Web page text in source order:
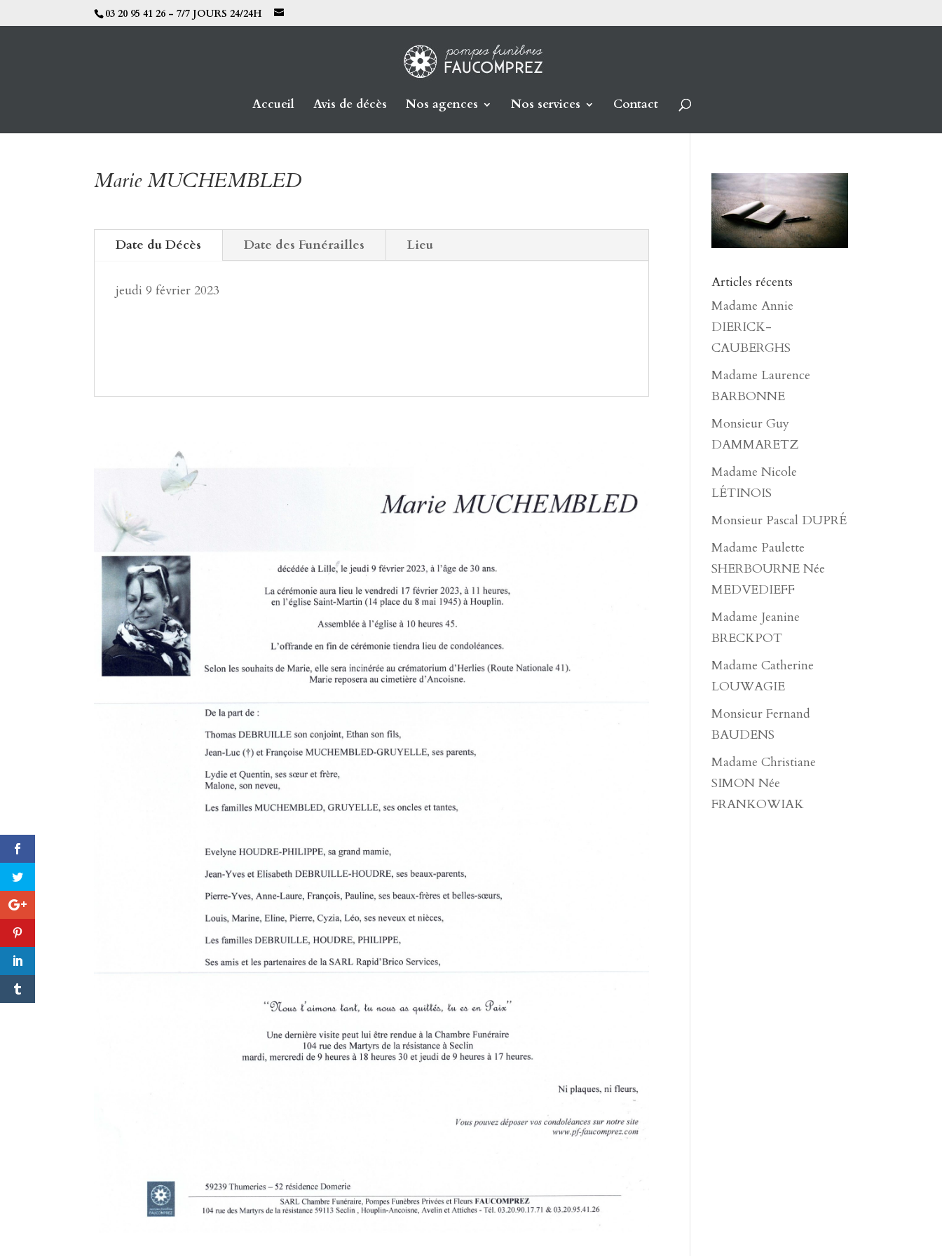
03 20 95 41 26 - 7/7 JOURS 24/24H
Accueil Avis de décès Nos agences Nos services Contact
Marie MUCHEMBLED
Date du Décès Date des Funérailles Lieu
jeudi 9 février 2023
Articles récents
Madame Annie
DIERICK-
CAUBERGHS
Madame Laurence
BARBONNE
Monsieur Guy
DAMMARETZ
Madame Nicole
LÉTINOIS
Monsieur Pascal DUPRÉ
Madame Paulette
SHERBOURNE Née
MEDVEDIEFF
Madame Jeanine
BRECKPOT
Madame Catherine
LOUWAGIE
Monsieur Fernand
BAUDENS
Madame Christiane
SIMON Née
FRANKOWIAK